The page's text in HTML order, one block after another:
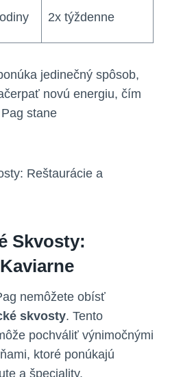
2x týždenne
jedinečný spôsob,
novú energiu, čím
stane
Skvosty:
nemôžete obísť
skvosty. Tento
pochváliť výnimočnými
ktoré ponúkajú
a špeciality.